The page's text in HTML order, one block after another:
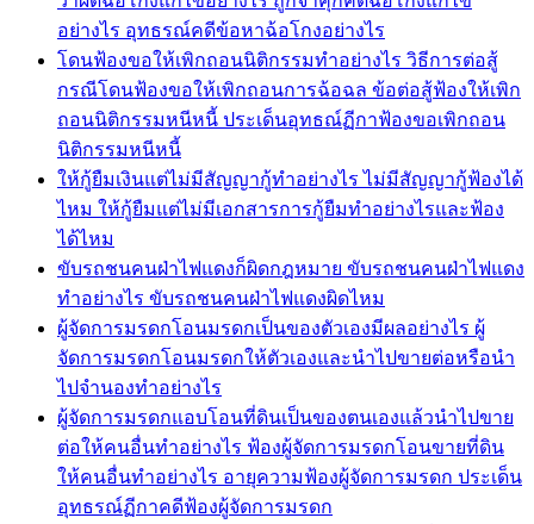
อย่างไร อุทธรณ์คดีข้อหาฉ้อโกงอย่างไร
โดนฟ้องขอให้เพิกถอนนิติกรรมทำอย่างไร วิธีการต่อสู้
กรณีโดนฟ้องขอให้เพิกถอนการฉ้อฉล ข้อต่อสู้ฟ้องให้เพิก
ถอนนิติกรรมหนีหนี้ ประเด็นอุทธณ์ฏีกาฟ้องขอเพิกถอน
นิติกรรมหนีหนี้
ให้กู้ยืมเงินแต่ไม่มีสัญญากู้ทำอย่างไร ไม่มีสัญญากู้ฟ้องได้
ไหม ให้กู้ยืมแต่ไม่มีเอกสารการกู้ยืมทำอย่างไรและฟ้อง
ได้ไหม
ขับรถชนคนฝ่าไฟแดงก็ผิดกฎหมาย ขับรถชนคนฝ่าไฟแดง
ทำอย่างไร ขับรถชนคนฝ่าไฟแดงผิดไหม
ผู้จัดการมรดกโอนมรดกเป็นของตัวเองมีผลอย่างไร ผู้
จัดการมรดกโอนมรดกให้ตัวเองและนำไปขายต่อหรือนำ
ไปจำนองทำอย่างไร
ผู้จัดการมรดกแอบโอนที่ดินเป็นของตนเองแล้วนำไปขาย
ต่อให้คนอื่นทำอย่างไร ฟ้องผู้จัดการมรดกโอนขายที่ดิน
ให้คนอื่นทำอย่างไร อายุความฟ้องผู้จัดการมรดก ประเด็น
อุทธรณ์ฏีกาคดีฟ้องผู้จัดการมรดก